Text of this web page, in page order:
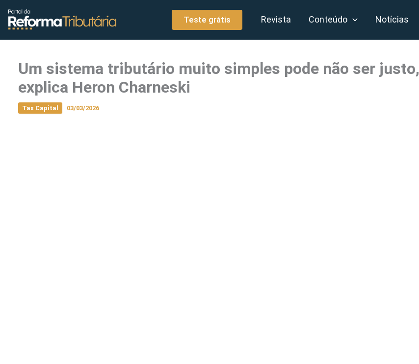
conteúdo
Teste grátis Revista Conteúdo Notícias
Um sistema tributário muito simples pode não ser justo,
explica Heron Charneski
Tax Capital 03/03/2026